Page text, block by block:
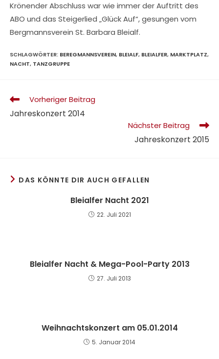
Krönender Abschluss war wie immer der Auftritt des
ABO und das Steigerlied „Glück Auf“, gesungen vom
Bergmannsverein St. Barbara Bleialf.
SCHLAGWÖRTER: BEREGMANNSVEREIN, BLEIALF, BLEIALFER, MARKTPLATZ,
NACHT, TANZGRUPPE
Weitere
Artikel
ansehen
Vorheriger Beitrag
Jahreskonzert 2014
Nächster Beitrag
Jahreskonzert 2015
DAS KÖNNTE DIR AUCH GEFALLEN
Bleialfer Nacht 2021
22. Juli 2021
Bleialfer Nacht & Mega-Pool-Party 2013
27. Juli 2013
Weihnachtskonzert am 05.01.2014
5. Januar 2014